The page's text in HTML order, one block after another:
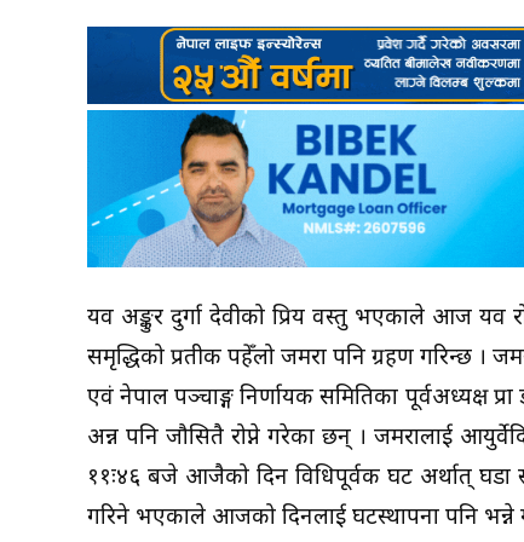
यव अङ्कुर दुर्गा देवीको प्रिय वस्तु भएकाले आज यव
समृद्धिको प्रतीक पहेँलो जमरा पनि ग्रहण गरिन्छ ।
एवं नेपाल पञ्चाङ्ग निर्णायक समितिका पूर्वअध्यक्ष
अन्न पनि जौसितै रोप्ने गरेका छन् । जमरालाई
११ः४६ बजे आजैको दिन विधिपूर्वक घट अर्थात् घडा
गरिने भएकाले आजको दिनलाई घटस्थापना पनि भन्ने